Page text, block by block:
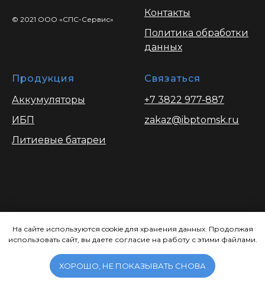
На сайте используются cookie для хранения данных. Продолжая
использовать сайт, вы даете согласие на работу с этими файлами.
ХОРОШО, НЕ ПОКАЗЫВАТЬ СНОВА
© 2021 ООО «СПС-Сервис»
Контакты
Политика обработки
данных
Продукция
Аккумуляторы
ИБП
Литиевые батареи
Связаться
+7 3822 977-887
zakaz@ibptomsk.ru
сайте носит ознакомительный характер
и ни при каких условиях не является
публичной офертой, определяемой
положениями Статьи 437.